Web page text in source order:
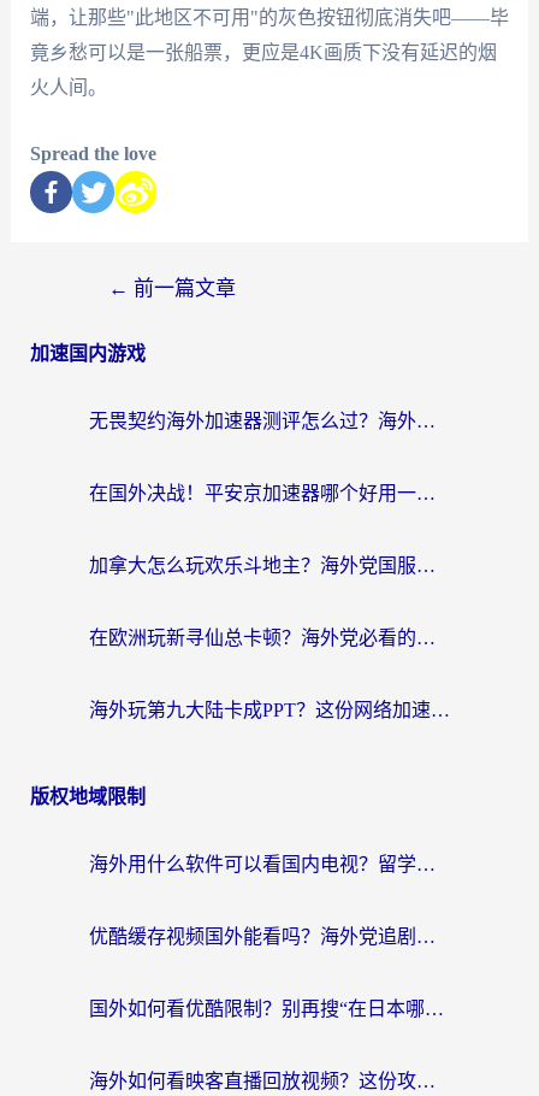
端，让那些"此地区不可用"的灰色按钮彻底消失吧——毕
竟乡愁可以是一张船票，更应是4K画质下没有延迟的烟
火人间。
Spread the love
← 前一篇文章
加速国内游戏
无畏契约海外加速器测评怎么过？海外玩家亲测实用指南（附小众技巧）
在国外决战！平安京加速器哪个好用一点？老玩家亲测番茄加速器全解析
加拿大怎么玩欢乐斗地主？海外党国服游戏加速终极指南（附绝地求生未来之役300英雄实测）
在欧洲玩新寻仙总卡顿？海外党必看的国服游戏加速全攻略
海外玩第九大陆卡成PPT？这份网络加速指南帮你丝滑上分
版权地域限制
海外用什么软件可以看国内电视？留学生亲测有效的追剧自由指南
优酷缓存视频国外能看吗？海外党追剧看片的终极解决方案来了
国外如何看优酷限制？别再搜“在日本哪个软件可以看中国电视剧”，这篇教你搞定
海外如何看映客直播回放视频？这份攻略帮你搞定（附腾讯优酷观看技巧）